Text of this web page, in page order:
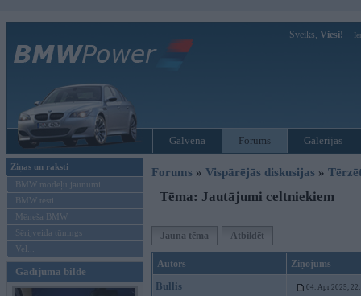
Sveiks, Viesi!
Galvenā Forums Galerijas
Ziņas un raksti
BMW modeļu jaunumi
BMW testi
Mēneša BMW
Sērijveida tūnings
Vel...
Gadījuma bilde
Forums » Vispārējās diskusijas »
Tēma: Jautājumi celtniekiem
Jauna tēma Atbildēt
Autors Ziņojums
Bullis 04. Apr 2025,